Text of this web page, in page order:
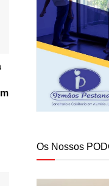
Os Nossos